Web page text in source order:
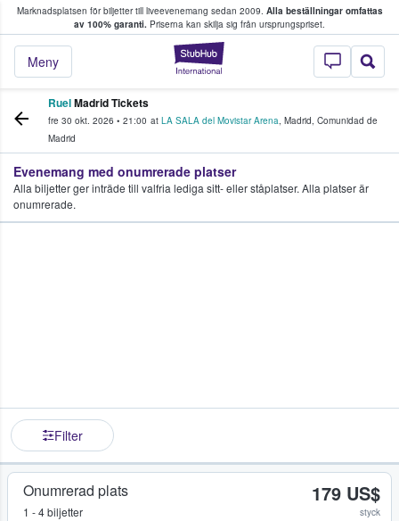
Marknadsplatsen för biljetter till liveevenemang sedan 2009. Alla beställningar omfattas
av 100% garanti. Priserna kan skilja sig från ursprungspriset.
StubHub – där
Meny
köper och säljer biljetter.
RuelMadrid Tickets
fre 30 okt. 2026 • 21:00 at LA SALA del Movistar Arena, Madrid, Comunidad de
Madrid
Evenemang med onumrerade platser
Alla biljetter ger inträde till valfria lediga sitt- eller ståplatser. Alla platser är
onumrerade.
Filter
Onumrerad plats
1 - 4 biljetter
179 US$
styck